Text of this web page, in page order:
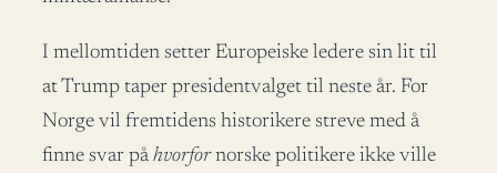
I mellomtiden setter Europeiske ledere sin lit til
at Trump taper presidentvalget til neste år. For
Norge vil fremtidens historikere streve med å
finne svar påhvorfornorske politikere ikke ville